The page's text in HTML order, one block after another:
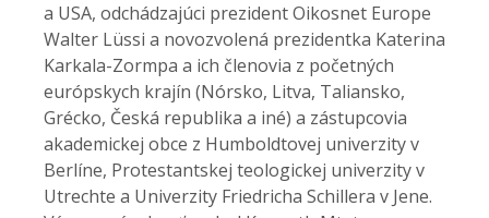
a USA, odchádzajúci prezident Oikosnet Europe
Walter Lüssi a novozvolená prezidentka Katerina
Karkala-Zormpa a ich členovia z početných
európskych krajín (Nórsko, Litva, Taliansko,
Grécko, Česká republika a iné) a zástupcovia
akademickej obce z Humboldtovej univerzity v
Berlíne, Protestantskej teologickej univerzity v
Utrechte a Univerzity Friedricha Schillera v Jene.